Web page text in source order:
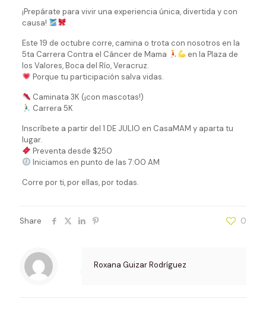
¡Prepárate para vivir una experiencia única, divertida y con
causa!
Este 19 de octubre corre, camina o trota con nosotros en la
5ta Carrera Contra el Cáncer de Mama
en la Plaza de
los Valores, Boca del Río, Veracruz.
Porque tu participación salva vidas.
Caminata 3K (¡con mascotas!)
Carrera 5K
Inscríbete a partir del 1 DE JULIO en CasaMAM y aparta tu
lugar.
Preventa desde $250
Iniciamos en punto de las 7:00 AM
Corre por ti, por ellas, por todas.
Share 0
Roxana Guizar Rodríguez